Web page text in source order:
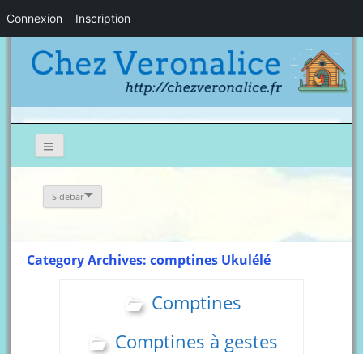
Sidebar
Category Archives: comptines Ukulélé
Comptines
Comptines à gestes
Connexion Inscription